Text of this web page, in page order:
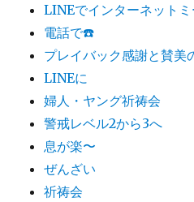
LINEでインターネット
電話で☎️
プレイバック感謝と賛美
LINEに
婦人・ヤング祈祷会
警戒レベル2から3へ
息が楽〜
ぜんざい
祈祷会